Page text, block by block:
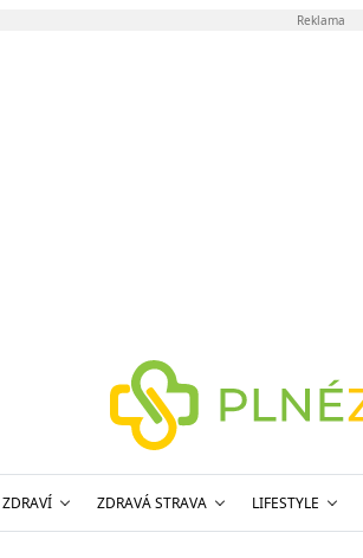
Reklama
ZDRAVÍ ZDRAVÁ STRAVA LIFESTYLE